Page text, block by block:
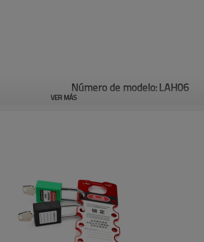
Número de modelo:LAH06
VER MÁS